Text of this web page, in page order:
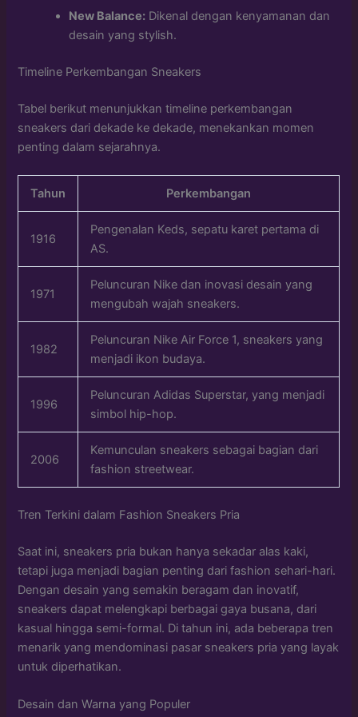
New Balance: Dikenal dengan kenyamanan dan
desain yang stylish.
Timeline Perkembangan Sneakers
Tabel berikut menunjukkan timeline perkembangan
sneakers dari dekade ke dekade, menekankan momen
penting dalam sejarahnya.
Tahun Perkembangan
1916
Pengenalan Keds, sepatu karet pertama di
AS.
1971
Peluncuran Nike dan inovasi desain yang
mengubah wajah sneakers.
1982
Peluncuran Nike Air Force 1, sneakers yang
menjadi ikon budaya.
1996
Peluncuran Adidas Superstar, yang menjadi
simbol hip-hop.
2006
Kemunculan sneakers sebagai bagian dari
fashion streetwear.
Tren Terkini dalam Fashion Sneakers Pria
Saat ini, sneakers pria bukan hanya sekadar alas kaki,
tetapi juga menjadi bagian penting dari fashion sehari-hari.
Dengan desain yang semakin beragam dan inovatif,
sneakers dapat melengkapi berbagai gaya busana, dari
kasual hingga semi-formal. Di tahun ini, ada beberapa tren
menarik yang mendominasi pasar sneakers pria yang layak
untuk diperhatikan.
Desain dan Warna yang Populer